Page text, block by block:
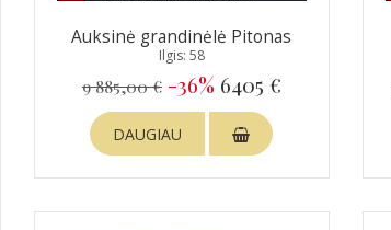
Auksinė grandinėlė Pitonas
Ilgis: 58
9 885,00 € -36% 6405 €
DAUGIAU